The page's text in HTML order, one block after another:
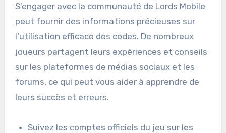
S’engager avec la communauté de Lords Mobile
peut fournir des informations précieuses sur
l’utilisation efficace des codes. De nombreux
joueurs partagent leurs expériences et conseils
sur les plateformes de médias sociaux et les
forums, ce qui peut vous aider à apprendre de
leurs succès et erreurs.
Suivez les comptes officiels du jeu sur les